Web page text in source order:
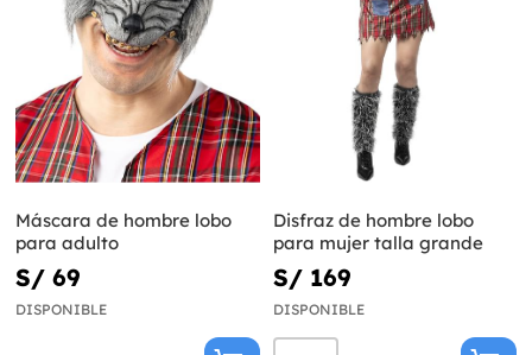
Máscara de hombre lobo
para adulto
S/ 69
DISPONIBLE
Disfraz de hombre lobo
para mujer talla grande
S/ 169
DISPONIBLE